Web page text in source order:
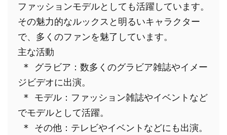
ファッションモデルとしても活躍しています。
その魅力的なルックスと明るいキャラクター
で、多くのファンを魅了しています。
主な活動
ジビデオに出演。
でモデルとして活躍。
* その他：テレビやイベントなどにも出演。